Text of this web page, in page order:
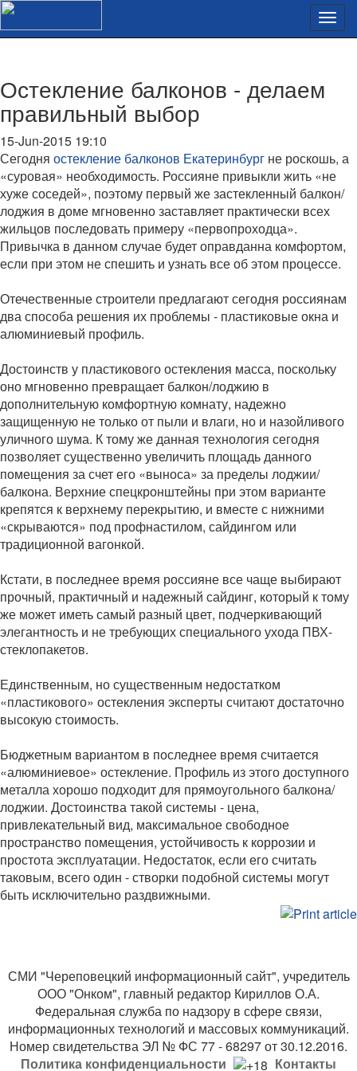
Остекление балконов - делаем
правильный выбор
15-Jun-2015 19:10
Сегодня остекление балконов Екатеринбург не роскошь, а
«суровая» необходимость. Россияне привыкли жить «не
хуже соседей», поэтому первый же застекленный балкон/
лоджия в доме мгновенно заставляет практически всех
жильцов последовать примеру «первопроходца».
Привычка в данном случае будет оправданна комфортом,
если при этом не спешить и узнать все об этом процессе.
Отечественные строители предлагают сегодня россиянам
два способа решения их проблемы - пластиковые окна и
алюминиевый профиль.
Достоинств у пластикового остекления масса, поскольку
оно мгновенно превращает балкон/лоджию в
дополнительную комфортную комнату, надежно
защищенную не только от пыли и влаги, но и назойливого
уличного шума. К тому же данная технология сегодня
позволяет существенно увеличить площадь данного
помещения за счет его «выноса» за пределы лоджии/
балкона. Верхние спецкронштейны при этом варианте
крепятся к верхнему перекрытию, и вместе с нижними
«скрываются» под профнастилом, сайдингом или
традиционной вагонкой.
Кстати, в последнее время россияне все чаще выбирают
прочный, практичный и надежный сайдинг, который к тому
же может иметь самый разный цвет, подчеркивающий
элегантность и не требующих специального ухода ПВХ-
стеклопакетов.
Единственным, но существенным недостатком
«пластикового» остекления эксперты считают достаточно
высокую стоимость.
Бюджетным вариантом в последнее время считается
«алюминиевое» остекление. Профиль из этого доступного
металла хорошо подходит для прямоугольного балкона/
лоджии. Достоинства такой системы - цена,
привлекательный вид, максимальное свободное
пространство помещения, устойчивость к коррозии и
простота эксплуатации. Недостаток, если его считать
таковым, всего один - створки подобной системы могут
быть исключительно раздвижными.
СМИ "Череповецкий информационный сайт", учредитель
ООО "Онком", главный редактор Кириллов О.А.
Федеральная служба по надзору в сфере связи,
информационных технологий и массовых коммуникаций.
Номер свидетельства ЭЛ № ФС 77 - 68297 от 30.12.2016.
Политика конфиденциальности
Контакты